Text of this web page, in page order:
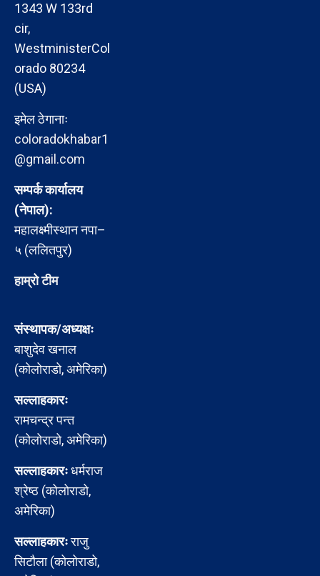
1343 W 133rd
cir,
WestministerCol
orado 80234
(USA)
इमेल ठेगानाः
coloradokhabar1
@gmail.com
सम्पर्क कार्यालय
(नेपाल):
महालक्ष्मीस्थान नपा–
५ (ललितपुर)
हाम्रो टीम
संस्थापक/अध्यक्षः
बाशुदेव खनाल
(कोलोराडो, अमेरिका)
सल्लाहकारः
रामचन्द्र पन्त
(कोलोराडो, अमेरिका)
सल्लाहकारःधर्मराज
श्रेष्ठ (कोलोराडो,
अमेरिका)
सल्लाहकारःराजु
सिटौला (कोलोराडो,